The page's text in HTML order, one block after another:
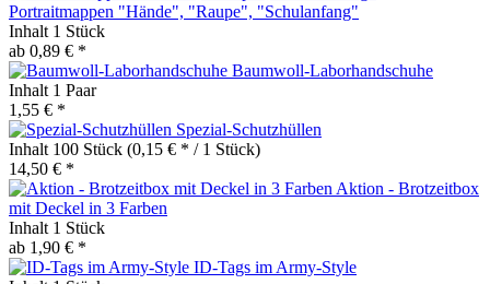
Portraitmappen "Hände", "Raupe", "Schulanfang"
Inhalt 1 Stück
ab 0,89 € *
Baumwoll-Laborhandschuhe
Inhalt 1 Paar
1,55 € *
Spezial-Schutzhüllen
Inhalt 100 Stück (0,15 € * / 1 Stück)
14,50 € *
Aktion - Brotzeitbox
mit Deckel in 3 Farben
Inhalt 1 Stück
ab 1,90 € *
ID-Tags im Army-Style